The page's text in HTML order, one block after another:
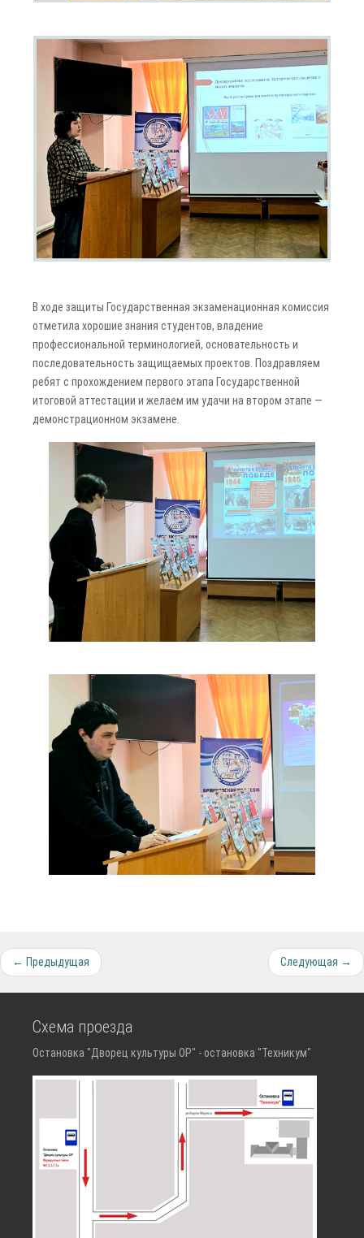
В ходе защиты Государственная экзаменационная комиссия
отметила хорошие знания студентов, владение
профессиональной терминологией, основательность и
последовательность защищаемых проектов. Поздравляем
ребят с прохождением первого этапа Государственной
итоговой аттестации и желаем им удачи на втором этапе —
демонстрационном экзамене.
← Предыдущая Следующая →
Схема проезда
Остановка "Дворец культуры ОР" - остановка "Техникум"